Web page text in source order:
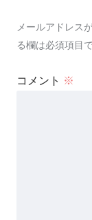
メールアドレス
る欄は必須項目
コメント ※